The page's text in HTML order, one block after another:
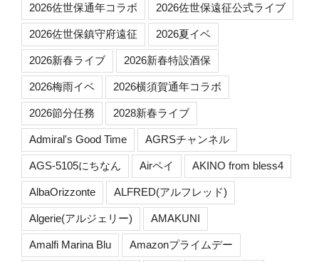
2026佐世保通年コラボ 2026佐世保遠征公式ライブ
2026佐世保鎮守府遠征 2026夏イベ
2026新春ライブ 2026新春特設酒保
2026梅雨イベ 2026横須賀通年コラボ
2026節分任務 2028新春ライブ
Admiral's Good Time AGRSチャンネル
AGS-5105にちなん Airペイ AKINO from bless4
AlbaOrizzonte ALFRED(アルフレッド)
Algerie(アルジェリー) AMAKUNI
Amalfi Marina Blu Amazonプライムデー